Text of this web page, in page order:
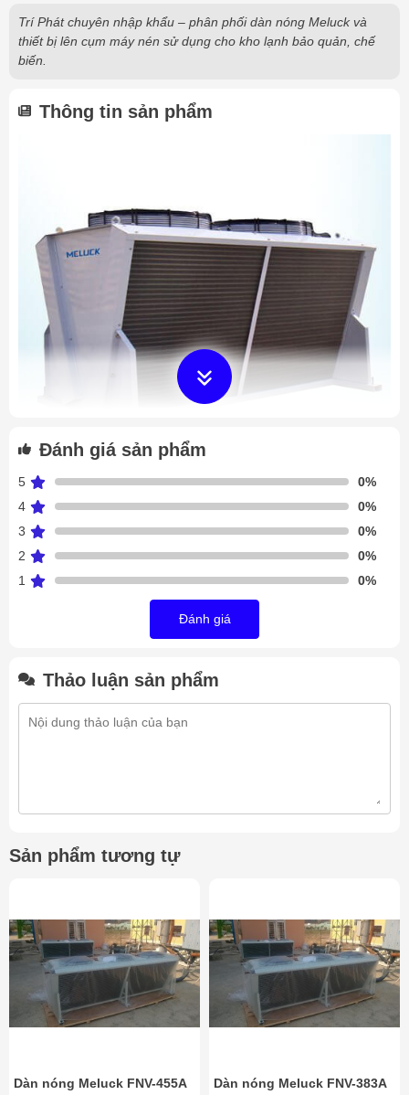
Trí Phát chuyên nhập khẩu – phân phối dàn nóng Meluck và
thiết bị lên cụm máy nén sử dụng cho kho lạnh bảo quản, chế
biến.
Thông tin sản phẩm
Dàn nóng Meluck FNV-111A
Dàn nóng FNđược sản xuất bởi nhà máy Meluck đặt tại
Trung Quốc chất lượng đạt tiêu chuẩn Châu Âu, Được nhập
khẩu nguyên kiện đầy đủ chứng nhận CO,CQ.
Dàn nóng quạt thổi ngang
Cánh tản nhiệt làm bằng thép tấm có phủ lớn sơn chống rỉ
được bơm khí trước khi giao hàng áp suất
Thích hợp cho chất làm lạnh của R22, R134A, R404A,
R407C, v.v.
Model
FNV-111A
Cappacity
KW
33.5
Fan
Input
2 × 600
Đánh giá sản phẩm
5
0%
4
0%
3
0%
2
0%
1
0%
Đánh giá
Thảo luận sản phẩm
Sản phẩm tương tự
Dàn nóng Meluck FNV-455A
Dàn nóng Meluck FNV-383A